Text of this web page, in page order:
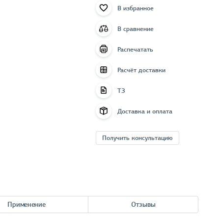
В избранное
В сравнение
Распечатать
Расчёт доставки
ТЗ
Доставка и оплата
Получить консультацию
Применение Отзывы